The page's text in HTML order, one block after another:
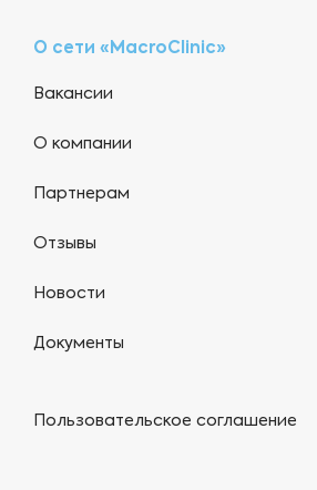
О сети «MacroClinic»
Вакансии
О компании
Партнерам
Отзывы
Новости
Документы
Пользовательское соглашение